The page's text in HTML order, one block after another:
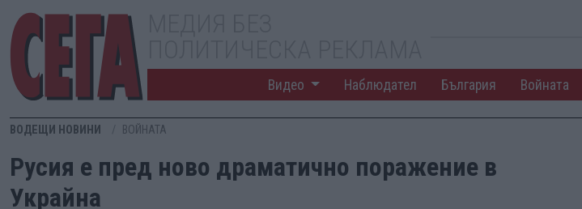
Видео Наблюдател България Войната
ВОДЕЩИ НОВИНИ ВОЙНАТА
Русия е пред ново драматично поражение в
Украйна